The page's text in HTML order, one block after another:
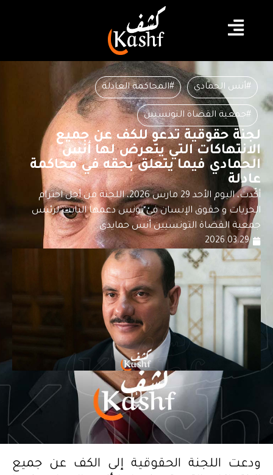
#أنس الحمادي #المحاكمة العادلة
#جمعية القضاة التونسيين
لجنة حقوقية تدعو للكف عن جميع
الانتهاكات التي يتعرض لها أنس
الحمادي فيما يتعلق بحقه في محاكمة
عادلة
أكّدت، اليوم الأحد 29 مارس 2026، اللجنة من أجل احترام
الحريات و حقوق الإنسان في تونس دعمها الثابت لرئيس
جمعية القضاة التونسيين أنس حمايدي.
2026.03.29
ودعت اللجنة الحقوقية إلى الكف عن جميع